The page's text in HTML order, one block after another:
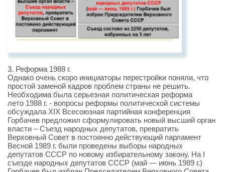
3. Реформа 1988 г.
Однако очень скоро инициаторы перестройки поняли, что
простой заменой кадров проблем страны не решить.
Необходима была серьезная политическая реформа
лето 1988 г. - вопросы реформы политической системы
обсуждала XIX Всесоюзная партийная конференция
Горбачев предложил сформулировать новый высший орган
власти – Съезд народных депутатов, превратить
Верховный Совет в постоянно действующий парламент
Весной 1989 г. были проведены выборы народных
депутатов СССР по новому избирательному закону. На I
съезде народных депутатов СССР (май — июнь 1989 г.)